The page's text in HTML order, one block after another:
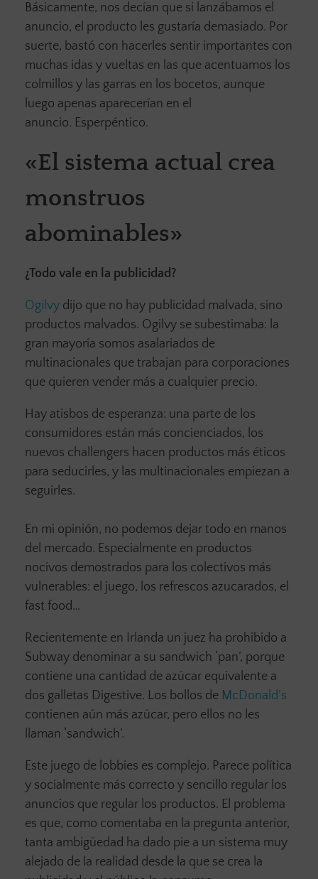
Básicamente, nos decían que si lanzábamos el
anuncio, el producto les gustaría demasiado. Por
suerte, bastó con hacerles sentir importantes con
muchas idas y vueltas en las que acentuamos los
colmillos y las garras en los bocetos, aunque
luego apenas aparecerían en el
anuncio. Esperpéntico.
«El sistema actual crea
monstruos
abominables»
¿Todo vale en la publicidad?
Ogilvy dijo que no hay publicidad malvada, sino
productos malvados. Ogilvy se subestimaba: la
gran mayoría somos asalariados de
multinacionales que trabajan para corporaciones
que quieren vender más a cualquier precio.
Hay atisbos de esperanza: una parte de los
consumidores están más concienciados, los
nuevos challengers hacen productos más éticos
para seducirles, y las multinacionales empiezan a
seguirles.
En mi opinión, no podemos dejar todo en manos
del mercado. Especialmente en productos
nocivos demostrados para los colectivos más
vulnerables: el juego, los refrescos azucarados, el
fast food…
Recientemente en Irlanda un juez ha prohibido a
Subway denominar a su sandwich ‘pan’, porque
contiene una cantidad de azúcar equivalente a
dos galletas Digestive. Los bollos de McDonald’s
contienen aún más azúcar, pero ellos no les
llaman ‘sandwich’.
Este juego de lobbies es complejo. Parece política
y socialmente más correcto y sencillo regular los
anuncios que regular los productos. El problema
es que, como comentaba en la pregunta anterior,
tanta ambigüedad ha dado pie a un sistema muy
alejado de la realidad desde la que se crea la